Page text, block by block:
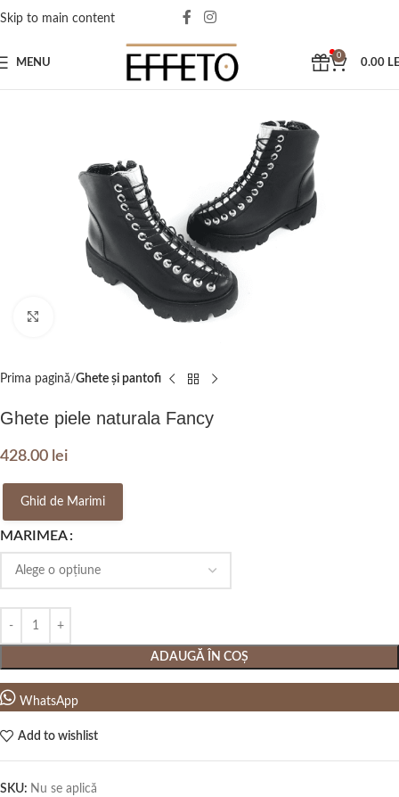
Skip to main content
MENU
0
0.00
Prima pagină Ghete și pantofi
Ghete piele naturala Fancy
428.00 lei
Ghid de Marimi
MARIMEA
ADAUGĂ ÎN COȘ
WhatsApp
Add to wishlist
SKU: Nu se aplică